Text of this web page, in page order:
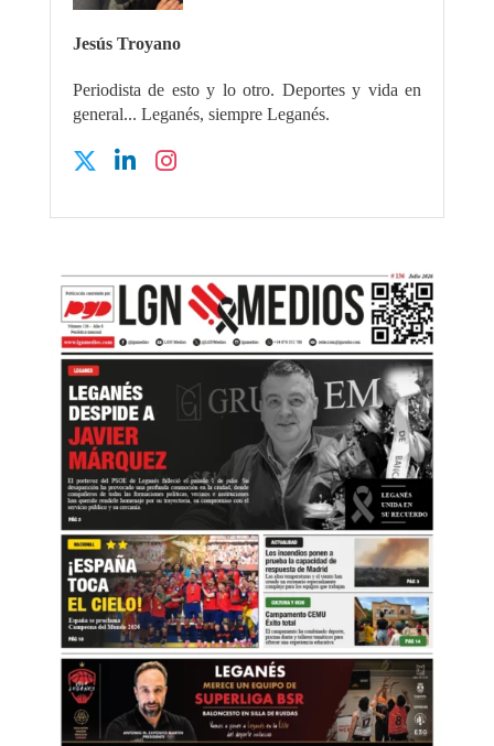
Jesús Troyano
Periodista de esto y lo otro. Deportes y vida en
general... Leganés, siempre Leganés.